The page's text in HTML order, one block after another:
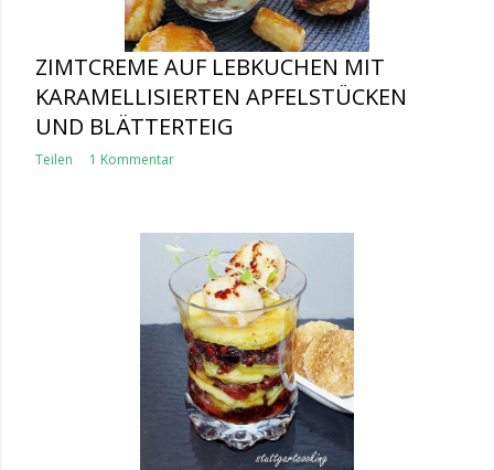
ZIMTCREME AUF LEBKUCHEN MIT
KARAMELLISIERTEN APFELSTÜCKEN
UND BLÄTTERTEIG
Teilen 1 Kommentar